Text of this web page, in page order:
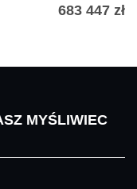
683 447 zł
MYŚLIWIEC